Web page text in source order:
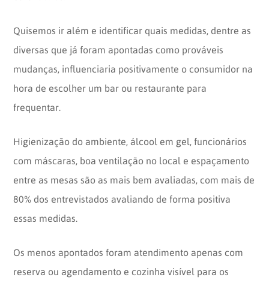
Quisemos ir além e identificar quais medidas, dentre as
diversas que já foram apontadas como prováveis
mudanças, influenciaria positivamente o consumidor na
hora de escolher um bar ou restaurante para
frequentar.
Higienização do ambiente, álcool em gel, funcionários
com máscaras, boa ventilação no local e espaçamento
entre as mesas são as mais bem avaliadas, com mais de
80% dos entrevistados avaliando de forma positiva
essas medidas.
Os menos apontados foram atendimento apenas com
reserva ou agendamento e cozinha visível para os